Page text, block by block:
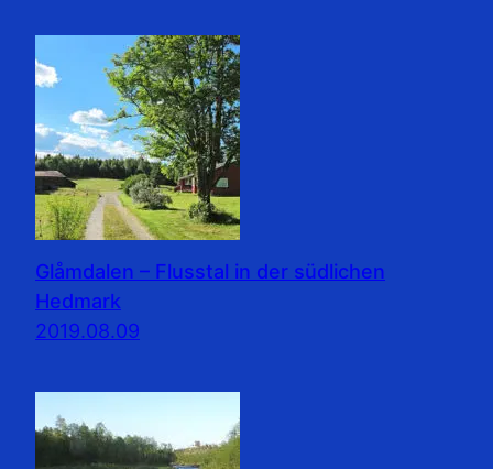
Glåmdalen – Flusstal in der südlichen
Hedmark
2019.08.09